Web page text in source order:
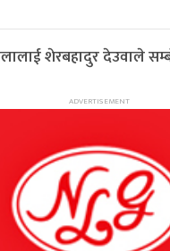
भेलालाई शेरबहादुर देउवाले